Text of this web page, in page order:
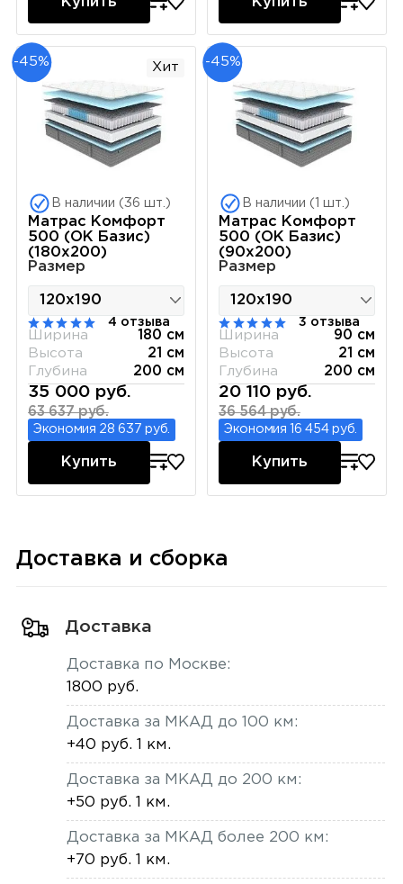
-45% Хит
В наличии (36 шт.)
Матрас Комфорт
500 (ОК Базис)
(180х200)
Размер
4 отзыва
Ширина
180 см
Высота
21 см
Глубина
200 см
35 000 руб.
63 637 руб.
Экономия 28 637 руб.
Купить
-45%
В наличии (1 шт.)
Матрас Комфорт
500 (ОК Базис)
(90х200)
Размер
3 отзыва
Ширина
90 см
Высота
21 см
Глубина
200 см
20 110 руб.
36 564 руб.
Экономия 16 454 руб.
Купить
Доставка и сборка
Доставка
Доставка по Москве:
1800 руб.
Доставка за МКАД до 100 км:
+40 руб. 1 км.
Доставка за МКАД до 200 км:
+50 руб. 1 км.
Доставка за МКАД более 200 км:
+70 руб. 1 км.